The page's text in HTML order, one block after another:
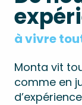
à vivre
Monta vit
comme en